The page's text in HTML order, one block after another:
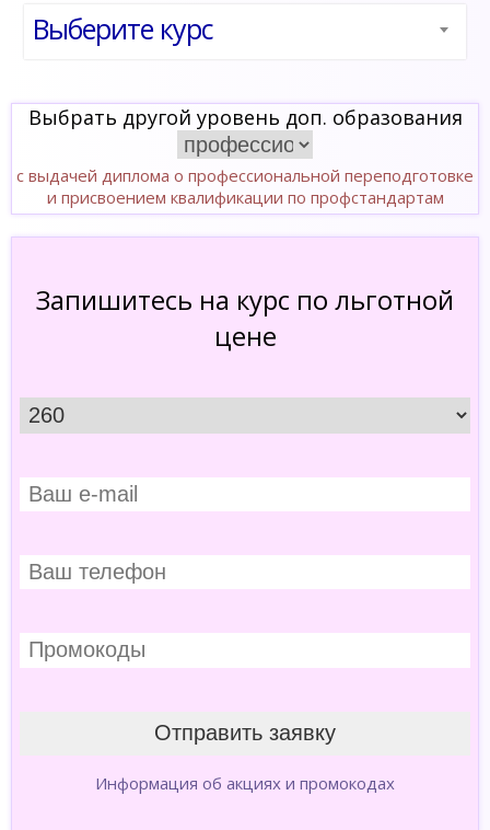
Выберите курс
Выбрать другой уровень доп. образования
с выдачей диплома о профессиональной переподготовке
и присвоением квалификации по профстандартам
Запишитесь на курс по льготной
цене
Информация об акциях и промокодах